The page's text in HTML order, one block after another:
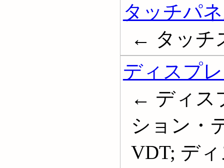
タッチパ
← タッチ
ディスプ
← ディス
ション・
VDT; デ